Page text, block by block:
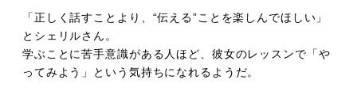
「正しく話すことより、“伝える”ことを楽しんでほしい」
とシェリルさん。
学ぶことに苦手意識がある人ほど、彼女のレッスンで「や
ってみよう」という気持ちになれるようだ。